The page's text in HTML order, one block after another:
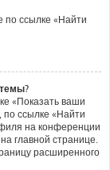
по ссылке «Найти
«Показать ваши
по ссылке «Найти
на конференции
главной странице.
расширенного